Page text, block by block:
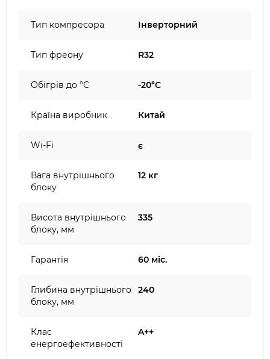
Тип компресора Інверторний
Тип фреону R32
Обігрів до °C -20°C
Країна виробник Китай
Wi-Fi є
Вага внутрішнього
блоку
12 кг
Висота внутрішнього
блоку, мм
335
Гарантія 60 міс.
Глибина внутрішнього
блоку, мм
240
Клас
енергоефективності
A++